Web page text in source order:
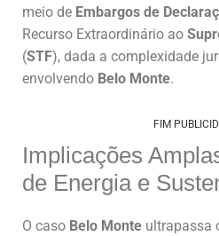
meio de Embargos de
Recurso Extraordinário ao
(STF), dada a complexidade
envolvendo Belo Monte.
FIM
Implicações
de Energia e
O caso Belo Monte ultrapassa